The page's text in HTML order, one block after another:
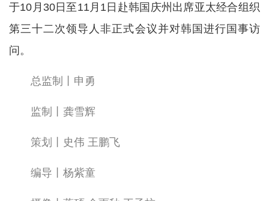
于10月30日至11月1日赴韩国庆州出席亚太经合组织
第三十二次领导人非正式会议并对韩国进行国事访
问。
总监制丨申勇
监制丨龚雪辉
策划丨史伟 王鹏飞
编导丨杨紫童